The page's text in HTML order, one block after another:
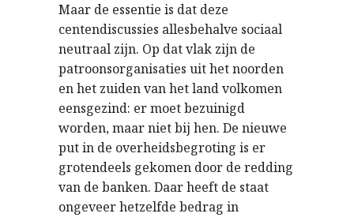
Maar de essentie is dat deze
centendiscussies allesbehalve sociaal
neutraal zijn. Op dat vlak zijn de
patroonsorganisaties uit het noorden
en het zuiden van het land volkomen
eensgezind: er moet bezuinigd
worden, maar niet bij hen. De nieuwe
put in de overheidsbegroting is er
grotendeels gekomen door de redding
van de banken. Daar heeft de staat
ongeveer hetzelfde bedrag in